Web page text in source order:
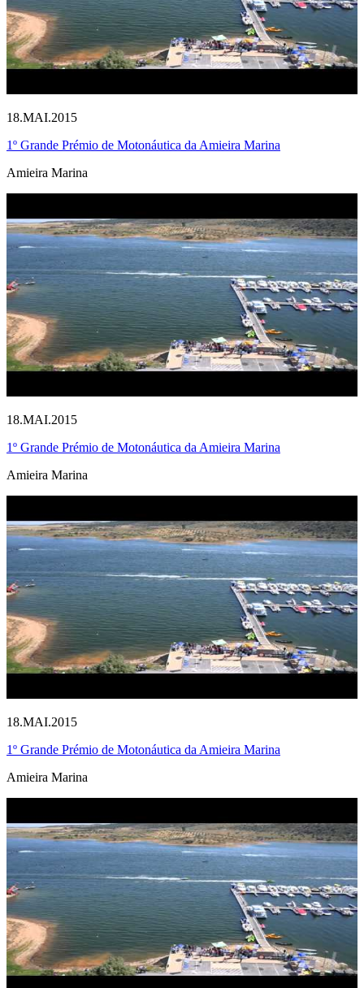
18.MAI.2015
1º Grande Prémio de Motonáutica da Amieira Marina
Amieira Marina
18.MAI.2015
1º Grande Prémio de Motonáutica da Amieira Marina
Amieira Marina
18.MAI.2015
1º Grande Prémio de Motonáutica da Amieira Marina
Amieira Marina